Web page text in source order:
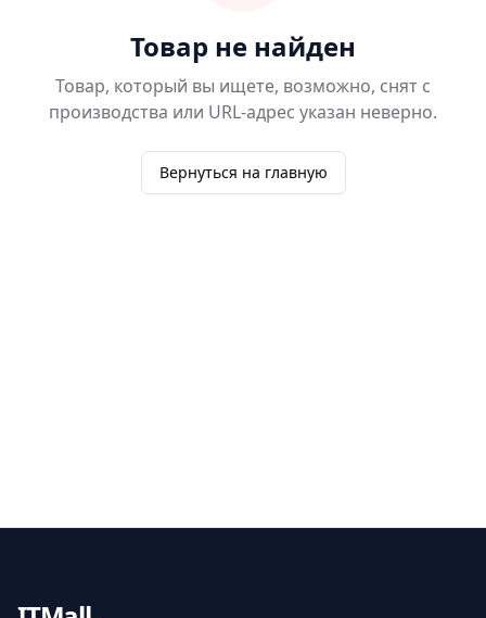
Товар не найден
Товар, который вы ищете, возможно, снят с
производства или URL-адрес указан неверно.
Вернуться на главную